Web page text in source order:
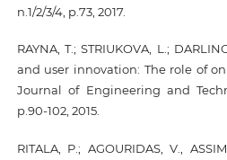
n.1/2/3/4, p.73, 2017.
RAYNA, T.; STRIUKOVA, L.;
and user innovation: The role of
Journal of Engineering and
p.90-102, 2015.
RITALA, P.; AGOURIDAS, V.,